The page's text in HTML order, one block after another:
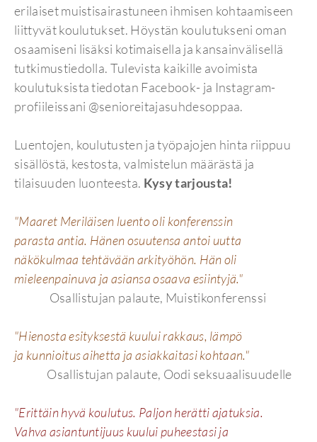
erilaiset muistisairastuneen ihmisen kohtaamiseen
liittyvät koulutukset. Höystän koulutukseni oman
osaamiseni lisäksi kotimaisella ja kansainvälisellä
tutkimustiedolla. Tulevista kaikille avoimista
koulutuksista tiedotan Facebook- ja Instagram-
profiileissani @senioreitajasuhdesoppaa.
Luentojen, koulutusten ja työpajojen hinta riippuu
sisällöstä, kestosta, valmistelun määrästä ja
tilaisuuden luonteesta. Kysy tarjousta!
"Maaret Meriläisen luento oli konferenssin
parasta antia. Hänen osuutensa antoi uutta
näkökulmaa tehtävään arkityöhön. Hän oli
mieleenpainuva ja asiansa osaava esiintyjä."
Osallistujan palaute, Muistikonferenssi
"Hienosta esityksestä kuului rakkaus, lämpö
ja kunnioitus aihetta ja asiakkaitasi kohtaan."
Osallistujan palaute, Oodi seksuaalisuudelle
"Erittäin hyvä koulutus. Paljon herätti ajatuksia.
Vahva asiantuntijuus kuului puheestasi ja